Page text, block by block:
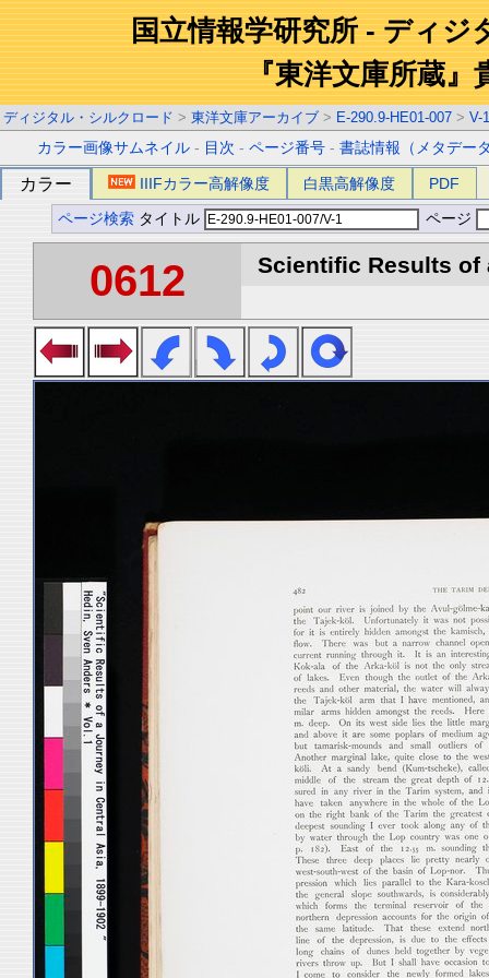
国立情報学研究所 - ディジ
『東洋文庫所蔵』
ディジタル・シルクロード > 東洋文庫アーカイブ > E-290.9-HE01-007 > V-1
カラー画像サムネイル - 目次 -ページ番号 -書誌情報（メタデー
カラー IIIFカラー高解像度 白黒高解像度 PDF
ページ検索 タイトル ページ
0612 Scientific Results of